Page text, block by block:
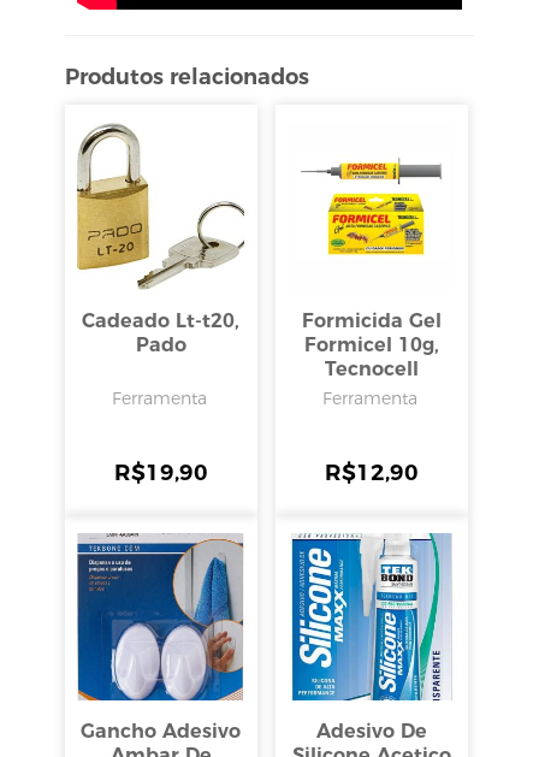
Produtos relacionados
Cadeado Lt-t20,
Pado
Ferramenta
R$19,90
Formicida Gel
Formicel 10g,
Tecnocell
Ferramenta
R$12,90
Gancho Adesivo
Adesivo De